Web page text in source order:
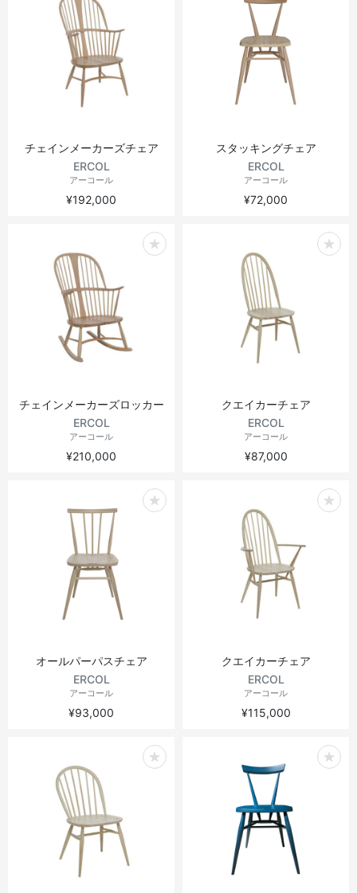
チェインメーカーズチェア
ERCOL
アーコール
¥192,000
スタッキングチェア
ERCOL
アーコール
¥72,000
チェインメーカーズロッカー
ERCOL
アーコール
¥210,000
クエイカーチェア
ERCOL
アーコール
¥87,000
オールパーパスチェア
ERCOL
アーコール
¥93,000
クエイカーチェア
ERCOL
アーコール
¥115,000